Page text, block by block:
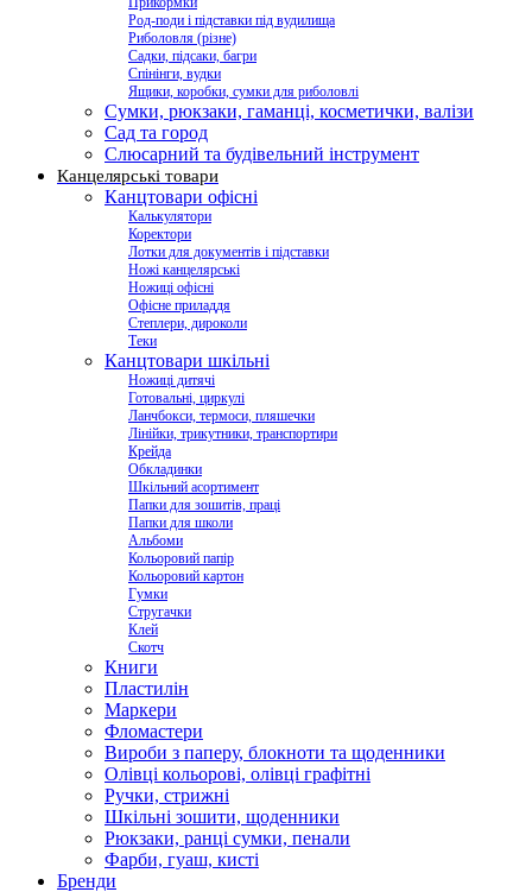
Род-поди і підставки під вудилища
Риболовля (різне)
Садки, підсаки, багри
Спінінги, вудки
Ящики, коробки, сумки для риболовлі
Сумки, рюкзаки, гаманці, косметички, валізи
Сад та город
Слюсарний та будівельний інструмент
Канцелярські товари
Канцтовари офісні
Калькулятори
Коректори
Лотки для документів і підставки
Ножі канцелярські
Ножиці офісні
Офісне приладдя
Степлери, дироколи
Теки
Канцтовари шкільні
Ножиці дитячі
Готовальні, циркулі
Ланчбокси, термоси, пляшечки
Лінійки, трикутники, транспортири
Крейда
Обкладинки
Шкільний асортимент
Папки для зошитів, праці
Папки для школи
Альбоми
Кольоровий папір
Кольоровий картон
Гумки
Стругачки
Клей
Скотч
Книги
Пластилін
Маркери
Фломастери
Вироби з паперу, блокноти та щоденники
Олівці кольорові, олівці графітні
Ручки, стрижні
Шкільні зошити, щоденники
Рюкзаки, ранці сумки, пенали
Фарби, гуаш, кисті
Бренди